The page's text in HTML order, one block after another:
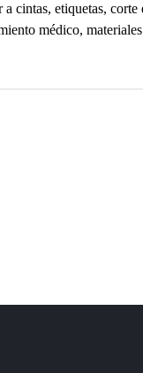
cintas, etiquetas,
médico,